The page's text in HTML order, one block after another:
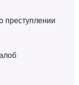
преступлении